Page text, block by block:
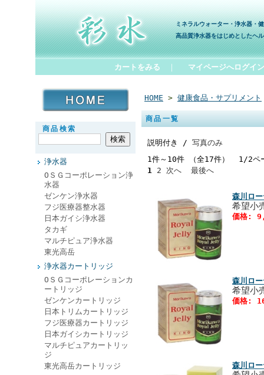
ミネラルウォーター・浄水器・
高品質浄水器をはじめとしたヘ
カートをみる マイページへログイン
商品検索
浄水器
ОＳＧコーポレーション浄
水器
ゼンケン浄水器
フジ医療器整水器
日本ガイシ浄水器
タカギ
マルチピュア浄水器
東光高岳
浄水器カートリッジ
ОＳＧコーポレーションカ
ートリッジ
ゼンケンカートリッジ
日本トリムカートリッジ
フジ医療器カートリッジ
日本ガイシカートリッジ
マルチピュアカートリッ
ジ
東光高岳カートリッジ
HOME > 健康食品・サプリメント
商品一覧
説明付き / 写真のみ
1件～10件 （全17件） 1/2ペ
1 2 次へ 最後へ
森川ロ
希望
価格:
森川ロ
希望
価格:
森川ロ